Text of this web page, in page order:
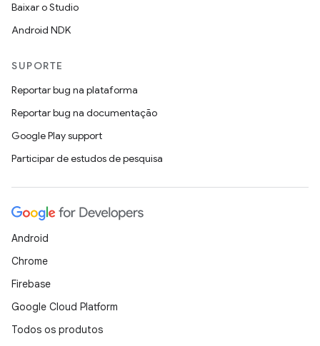
Baixar o Studio
Android NDK
SUPORTE
Reportar bug na plataforma
Reportar bug na documentação
Google Play support
Participar de estudos de pesquisa
Android
Chrome
Firebase
Google Cloud Platform
Todos os produtos